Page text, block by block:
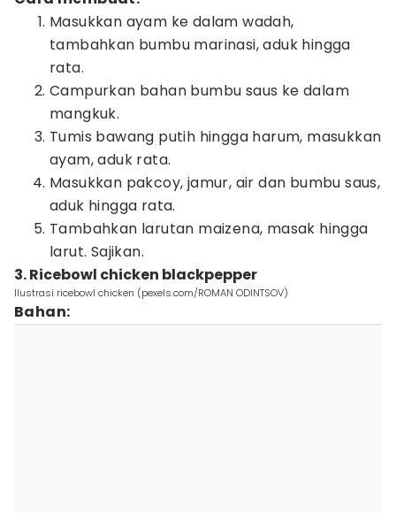
Masukkan ayam ke dalam wadah,
tambahkan bumbu marinasi, aduk hingga
rata.
Campurkan bahan bumbu saus ke dalam
mangkuk.
Tumis bawang putih hingga harum, masukkan
ayam, aduk rata.
Masukkan pakcoy, jamur, air dan bumbu saus,
aduk hingga rata.
Tambahkan larutan maizena, masak hingga
larut. Sajikan.
3. Ricebowl chicken blackpepper
Ilustrasi ricebowl chicken (pexels.com/ROMAN ODINTSOV)
Bahan: